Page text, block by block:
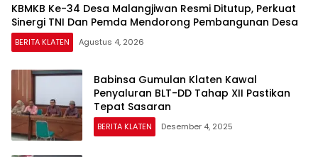
KBMKB Ke-34 Desa Malangjiwan Resmi Ditutup, Perkuat
Sinergi TNI Dan Pemda Mendorong Pembangunan Desa
BERITA KLATEN Agustus 4, 2026
Babinsa Gumulan Klaten Kawal
Penyaluran BLT-DD Tahap XII Pastikan
Tepat Sasaran
BERITA KLATEN Desember 4, 2025